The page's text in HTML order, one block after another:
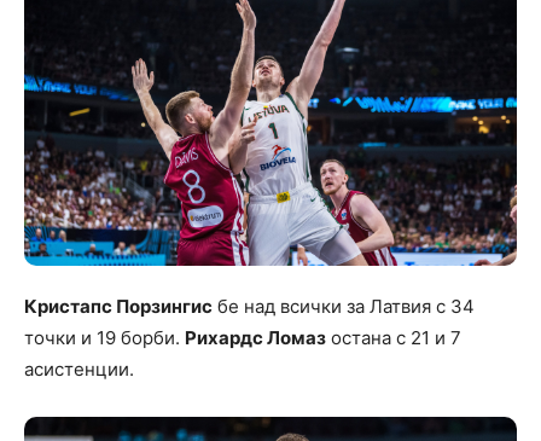
Кристапс Порзингис бе над всички за Латвия с 34
точки и 19 борби. Рихардс Ломаз остана с 21 и 7
асистенции.